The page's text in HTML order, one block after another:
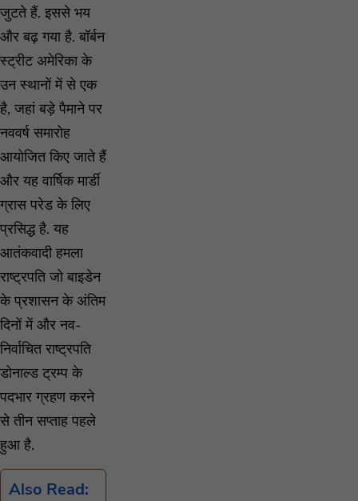
जुटते हैं. इससे भय
और बढ़ गया है. बॉर्बन
स्ट्रीट अमेरिका के
उन स्थानों में से एक
है, जहां बड़े पैमाने पर
नववर्ष समारोह
आयोजित किए जाते हैं
और यह वार्षिक मार्डी
ग्रास परेड के लिए
प्रसिद्ध है. यह
आतंकवादी हमला
राष्ट्रपति जो बाइडेन
के प्रशासन के अंतिम
दिनों में और नव-
निर्वाचित राष्ट्रपति
डोनाल्ड ट्रम्प के
पदभार ग्रहण करने
से तीन सप्ताह पहले
हुआ है.
Also Read: